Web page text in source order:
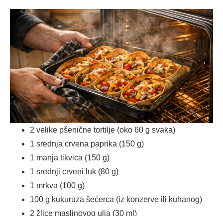
2 velike pšenične tortilje (oko 60 g svaka)
1 srednja crvena paprika (150 g)
1 manja tikvica (150 g)
1 srednji crveni luk (80 g)
1 mrkva (100 g)
100 g kukuruza šećerca (iz konzerve ili kuhanog)
2 žlice maslinovog ulja (30 ml)